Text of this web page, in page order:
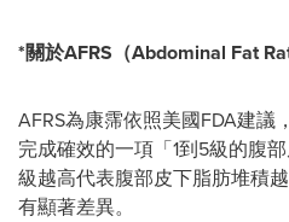
*關於AFRS （Abdominal Fat
AFRS為康霈依照美國FDA建議
完成確效的一項「1到5級的腹
級越高代表腹部皮下脂肪堆積
有顯著差異。